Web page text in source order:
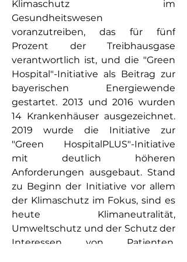
Klimaschutz im
Gesundheitswesen
voranzutreiben, das für fünf
Prozent der Treibhausgase
verantwortlich ist, und die "Green
Hospital"-Initiative als Beitrag zur
bayerischen Energiewende
gestartet. 2013 und 2016 wurden
14 Krankenhäuser ausgezeichnet.
2019 wurde die Initiative zur
"Green HospitalPLUS"-Initiative
mit deutlich höheren
Anforderungen ausgebaut. Stand
zu Beginn der Initiative vor allem
der Klimaschutz im Fokus, sind es
heute Klimaneutralität,
Umweltschutz und der Schutz der
Interessen von Patienten,